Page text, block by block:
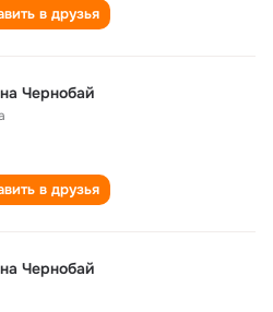
в друзья
Чернобай
в друзья
Чернобай